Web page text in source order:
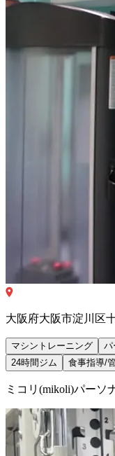
大阪府大阪市淀川区
マシントレーニング パ
24時間ジム
食事指導/
ミコリ(mikoli)パーソ